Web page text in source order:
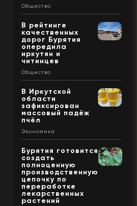
Общество
В рейтинге
качественных
дорог Бурятия
опередила
иркутян и
читинцев
Общество
В Иркутской
области
зафиксирован
массовый падёж
пчёл
Экономика
Бурятия готовится
создать
полноценную
производственную
цепочку по
переработке
лекарственных
растений